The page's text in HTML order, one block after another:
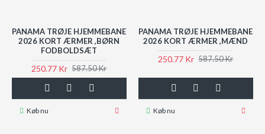
PANAMA TRØJE HJEMMEBANE
2026 KORT ÆRMER ,BØRN
FODBOLDSÆT
250.77 Kr 587.50 Kr
Køb nu
PANAMA TRØJE HJEMMEBANE
2026 KORT ÆRMER ,MÆND
250.77 Kr 587.50 Kr
Køb nu